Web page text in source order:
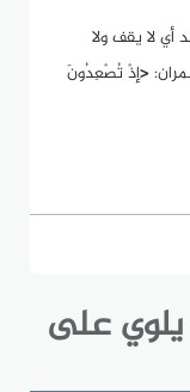
أي لا يقف ولا
<إِذْ تُصْعِدُونَ
يلوي على